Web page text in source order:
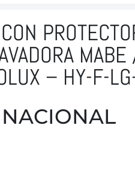
– HY-F-
NACIONAL